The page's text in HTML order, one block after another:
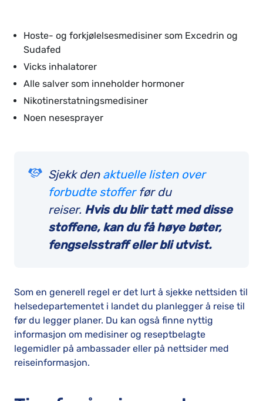
Hoste- og forkjølelsesmedisiner som Excedrin og
Sudafed
Vicks inhalatorer
Alle salver som inneholder hormoner
Nikotinerstatningsmedisiner
Noen nesesprayer
Sjekk den aktuelle listen over
forbudte stofferfør du
reiser. Hvis du blir tatt med disse
stoffene, kan du få høye bøter,
fengselsstraff eller bli utvist.
Som en generell regel er det lurt å sjekke nettsiden til
helsedepartementet i landet du planlegger å reise til
før du legger planer. Du kan også finne nyttig
informasjon om medisiner og reseptbelagte
legemidler på ambassader eller på nettsider med
reiseinformasjon.